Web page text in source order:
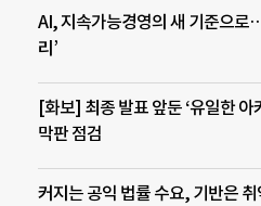
AI, 지속가능경영의 새 기준으로
리’
[화보] 최종 발표 앞둔 ‘유일한 아
막판 점검
커지는 공익 법률 수요, 기반은